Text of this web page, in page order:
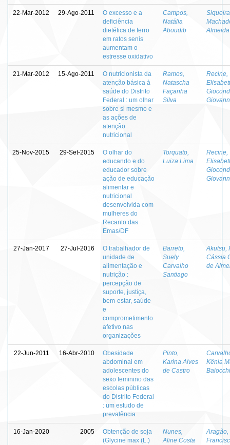
22-Mar-2012 29-Ago-2011
O excesso e a
deficiência
dietética de ferro
em ratos senis
aumentam o
estresse oxidativo
Campos,
Natália
Aboudib
Almeida
21-Mar-2012 15-Ago-2011
O nutricionista da
atenção básica à
saúde do Distrito
Federal : um olhar
sobre si mesmo e
as ações de
atenção
nutricional
Ramos,
Natascha
Façanha
Silva
Recine,
25-Nov-2015 29-Set-2015
O olhar do
educando e do
educador sobre
ação de educação
alimentar e
nutricional
desenvolvida com
mulheres do
Recanto das
Emas/DF
Torquato,
Luiza Lima
Recine,
27-Jan-2017 27-Jul-2016
O trabalhador de
unidade de
alimentação e
nutrição :
percepção de
suporte, justiça,
bem-estar, saúde
e
comprometimento
afetivo nas
organizações
Barreto,
Suely
Carvalho
Santiago
Akutsu,
Cássia
de
22-Jun-2011 16-Abr-2010
Obesidade
abdominal em
adolescentes do
sexo feminino das
escolas públicas
do Distrito Federal
: um estudo de
prevalência
Pinto,
Karina Alves
de Castro
Kênia
16-Jan-2020 2005
Obtenção de soja
(Glycine max (L.)
Nunes,
Aline Costa
Aragão,